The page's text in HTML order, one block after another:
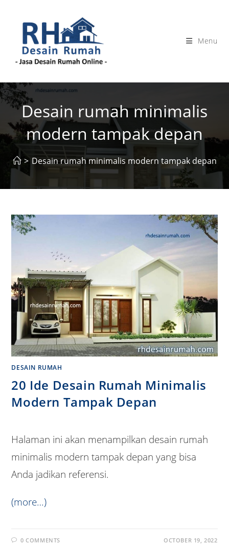
Menu
Desain rumah minimalis
modern tampak depan
> Desain rumah minimalis modern tampak depan
DESAIN RUMAH
20 Ide Desain Rumah Minimalis
Modern Tampak Depan
Halaman ini akan menampilkan desain rumah
minimalis modern tampak depan yang bisa
Anda jadikan referensi.
(more…)
0 COMMENTS OCTOBER 19, 2022